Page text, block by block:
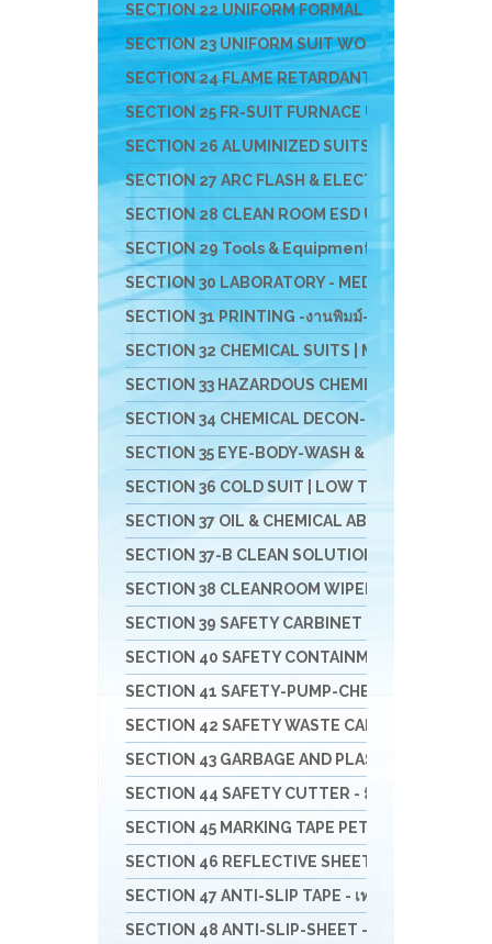
SECTION 22 UNIFORM FORMAL OFFICE SUIT
SECTION 23 UNIFORM SUIT WORKSHOP SUIT
SECTION 24 FLAME RETARDANT FABRIC [FR-
SECTION 25 FR-SUIT FURNACE UNIFORM ผ้ากั
SECTION 26 ALUMINIZED SUITS - ชุดป้องกันควา
SECTION 27 ARC FLASH & ELECTRICAL PPE
SECTION 28 CLEAN ROOM ESD UNIFROM &
SECTION 29 Tools & Equipment For
SECTION 30 LABORATORY - MEDICAL -
SECTION 31 PRINTING -งานพิมม์-สกรีน-ผ้า-ภาพ
SECTION 32 CHEMICAL SUITS | MEDICAL-
SECTION 33 HAZARDOUS CHEMICAL SUITS
SECTION 34 CHEMICAL DECON-ชุดชำระสารเคมี
SECTION 35 EYE-BODY-WASH & DRAIN &
SECTION 36 COLD SUIT | LOW TEMP |
SECTION 37 OIL & CHEMICAL ABSORBENT - วั
SECTION 37-B CLEAN SOLUTION-น้ำยาล้างทำคว
SECTION 38 CLEANROOM WIPER - วัสดุเช็ดไวเปอร์
SECTION 39 SAFETY CARBINET - ตู้เก็บสารเคมีแล
SECTION 40 SAFETY CONTAINMENT - ถาดรอง -
SECTION 41 SAFETY-PUMP-CHEMICAL - ปั๊มมือ
SECTION 42 SAFETY WASTE CAN - ถังขยะ-ที่เขี่
SECTION 43 GARBAGE AND PLASTIC - ถังพลาสติ
SECTION 44 SAFETY CUTTER - มีดคัทเตอร์นิรภัย
SECTION 45 MARKING TAPE PET/PVC- เทปตีเส้น -
SECTION 46 REFLECTIVE SHEETING & TAPE
SECTION 47 ANTI-SLIP TAPE - เทปป้องกันการลื่น
SECTION 48 ANTI-SLIP-SHEET - แผ่นกันลื่น สินค้า